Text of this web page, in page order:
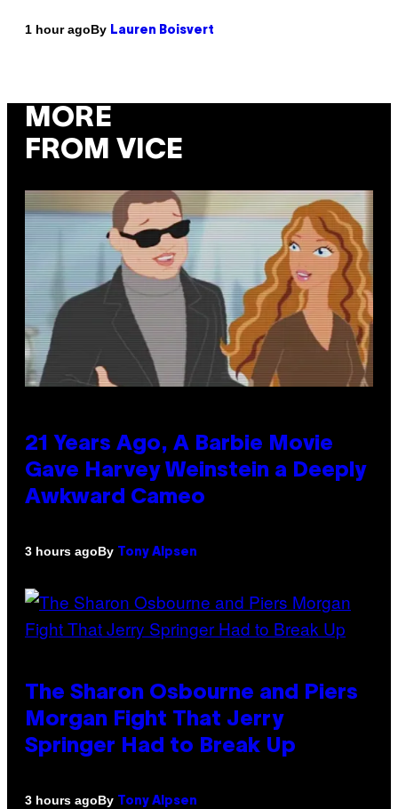
1 hour agoBy Lauren Boisvert
MORE
FROM VICE
21 Years Ago, A Barbie Movie
Gave Harvey Weinstein a Deeply
Awkward Cameo
3 hours agoBy Tony Alpsen
The Sharon Osbourne and Piers
Morgan Fight That Jerry
Springer Had to Break Up
3 hours agoBy Tony Alpsen